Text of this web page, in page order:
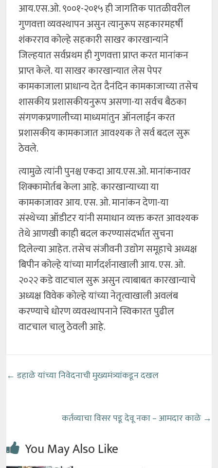
आय.एस.ओ. ९००१-२०१५ ही जागतिक पातळीवरील
गुणवत्ता व्यवस्थापन असुन त्यानुरूप सहकारमहर्षी
शंकरराव कोल्हे सहकारी साखर कारखान्यांने
जिल्हयात सर्वप्रथम ही गुणवत्ता प्राप्त करत मानांकन
प्राप्त केले. या साखर कारखान्यात लेस पेपर
कामकाजाला प्राधान्य देत दैनंदिन कामकाजाच्या तसेच
शासकीय प्रशासकीयनुरूप असणा-या सर्वच बैठका
संगणकप्रणालीच्या माध्यमांतुन ऑनलाईन करत
प्रशासकीय कामकाजात आवश्यक ते सर्व बदल सुरू
ठेवले.
त्यामुळे त्यांनी पुनश्च एकदा आय.एस.ओ. मानांकनावर
शिक्कामोर्तब केला आहे. कारखान्याच्या या
कामकाजावर आय. एस. ओ. मानांकन देणा-या
संस्थेच्या ऑडीटर यांनी समाधान व्यक्त करत आवश्यक
तेथे आणखी काही बदल करण्यासंदर्भात सुचना
दिलेल्या आहेत. तसेच संजीवनी उद्योग समूहाचे अध्यक्ष
बिपीन कोल्हे यांच्या मार्गदर्शनाखाली आय. एस. ओ.
२०२२ कडे वाटचाल सुरू असुन त्याबाबत कारखान्याचे
अध्यक्ष विवेक कोल्हे यांच्या नेतृत्वाखाली अवलंब
करण्याचे धोरण व्यवस्थापनाने स्विकारत पुढील
वाटचाल चालु ठेवली आहे.
← डहाळे यांच्या निवेदनाची मुख्यमंत्र्यांकडून दखल
कर्तव्याचा विसर पडू देवू नका – आमदार काळे →
You May Also Like